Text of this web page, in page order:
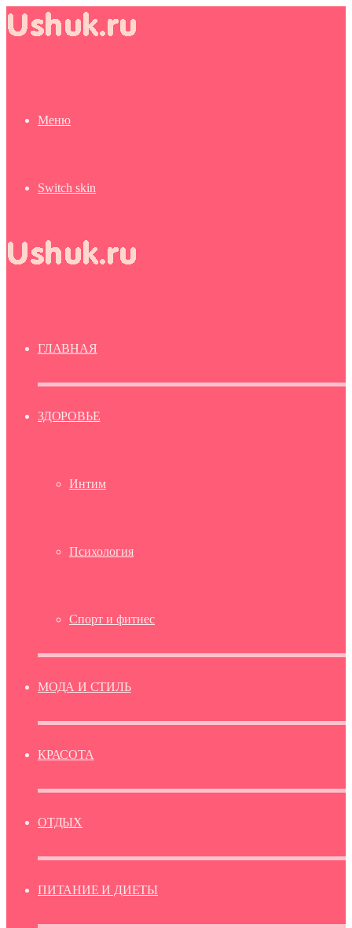
Меню
Switch skin
ГЛАВНАЯ
ЗДОРОВЬЕ
Интим
Психология
Спорт и фитнес
МОДА И СТИЛЬ
КРАСОТА
ОТДЫХ
ПИТАНИЕ И ДИЕТЫ